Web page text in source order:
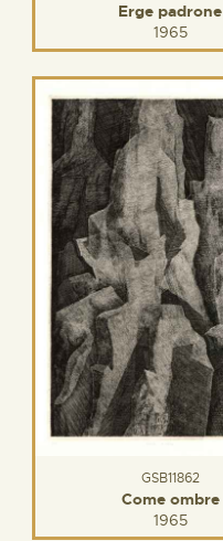
Erge padrone
1965
GSB11862
Come ombre
1965